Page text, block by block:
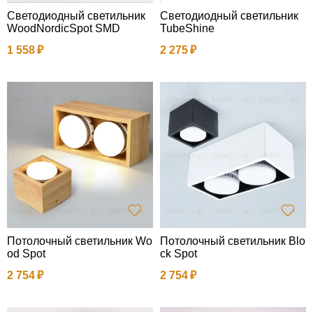
Светодиодный светильник
WoodNordicSpot SMD
1 558
Светодиодный светильник
TubeShine
2 275
Потолочный светильник Wo
od Spot
2 754
Потолочный светильник Blo
ck Spot
2 754